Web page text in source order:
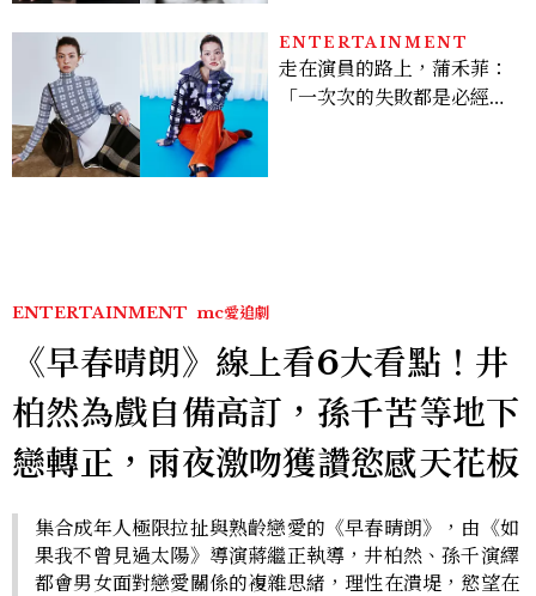
ENTERTAINMENT
走在演員的路上，蒲禾菲：
「一次次的失敗都是必經過
ENTERTAINMENT mc愛追劇
《早春晴朗》線上看6大看點！井
柏然為戲自備高訂，孫千苦等地下
戀轉正，雨夜激吻獲讚慾感天花板
集合成年人極限拉扯與熟齡戀愛的《早春晴朗》，由《如
果我不曾見過太陽》導演蔣繼正執導，井柏然、孫千演繹
都會男女面對戀愛關係的複雜思緒，理性在潰堤，慾望在